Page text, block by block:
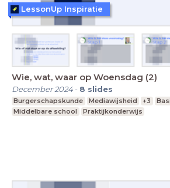
Wie, wat, waar op Woensdag (2)
December 2024- 8 slides
Burgerschapskunde Mediawijsheid +3
Middelbare school
Praktijkonderwijs
LessonUp Inspiratie